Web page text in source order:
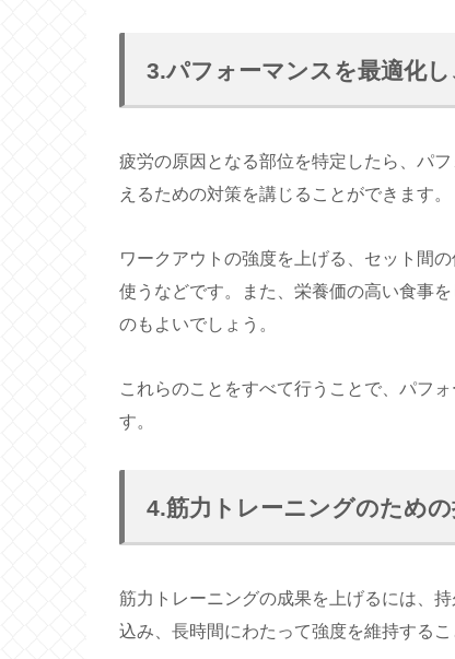
3.パフォーマンスを最適化
疲労の原因となる部位を特定したら、パ
えるための対策を講じることができます。
ワークアウトの強度を上げる、セット間
使うなどです。また、栄養価の高い食事
のもよいでしょう。
これらのことをすべて行うことで、パフ
す。
4.筋力トレーニングのため
筋力トレーニングの成果を上げるには、
込み、長時間にわたって強度を維持するこ